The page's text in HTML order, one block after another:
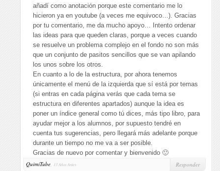
añadí como anotación porque este comentario me lo
hicieron ya en youtube (a veces me equivoco…). Gracias
por tu comentario, me da mucho apoyo… Intento ordenar
las ideas para que queden claras, porque a veces cuando
se resuelve un problema complejo en el fondo no son más
que un conjunto de pasitos sencillos que se van apilando
los unos sobre los otros.
En cuanto a lo de la estructura, por ahora tenemos
únicamente el menú de la izquierda que sí está por temas
(si entras en cada página verás que cada tema se
estructura en diferentes apartados) aunque la idea es
poner un índice general como tú dices, más tipo libro, para
ayudar mejor a los alumnos, por supuesto tendré en
cuenta tus sugerencias, pero llegará más adelante porque
durante un tiempo no me va a ser posible.
Gracias de nuevo por comentar y bienvenido 🙂
QuimiTube, 13 Años Antes Responder